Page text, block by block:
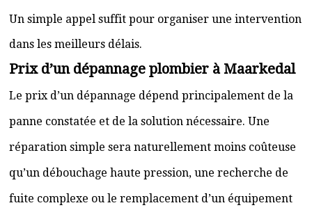
Un simple appel suffit pour organiser une intervention
dans les meilleurs délais.
Prix d’un dépannage plombier à Maarkedal
Le prix d’un dépannage dépend principalement de la
panne constatée et de la solution nécessaire. Une
réparation simple sera naturellement moins coûteuse
qu’un débouchage haute pression, une recherche de
fuite complexe ou le remplacement d’un équipement